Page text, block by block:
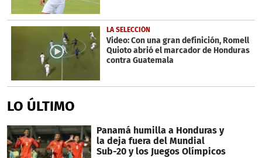
LA SELECCIÓN
Video: Con una gran definición, Romell
Quioto abrió el marcador de Honduras
contra Guatemala
LO ÚLTIMO
Panamá humilla a Honduras y
la deja fuera del Mundial
Sub-20 y los Juegos Olímpicos